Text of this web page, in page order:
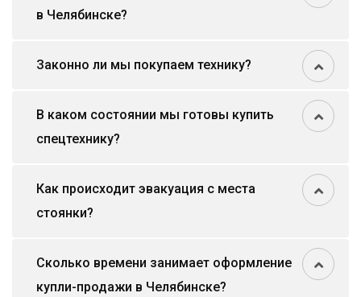
в Челябинске?
Законно ли мы покупаем технику?
В каком состоянии мы готовы купить
спецтехнику?
Как происходит эвакуация с места
стоянки?
Сколько времени занимает оформление
купли-продажи в Челябинске?